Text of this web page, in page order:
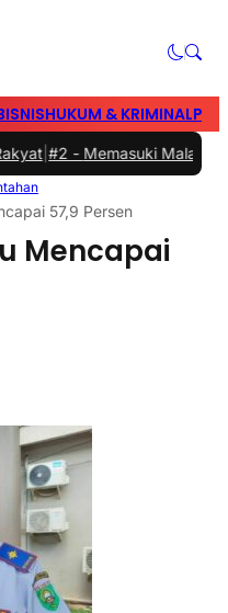
HUKUM & KRIMINAL
|#2 -Memasuki Malam Kedua
57,9 Persen
Mencapai